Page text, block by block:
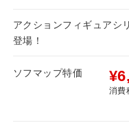
アクションフィギュアシ
登場！
ソフマップ特価
消費